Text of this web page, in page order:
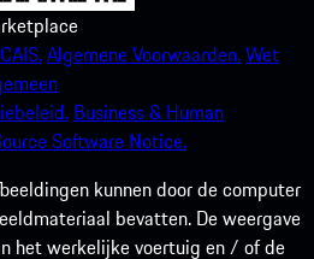
Algemene Voorwaarden.Wet
Business & Human
Software Notice.
kunnen door de computer
bevatten. De weergave
het werkelijke voertuig en / of de